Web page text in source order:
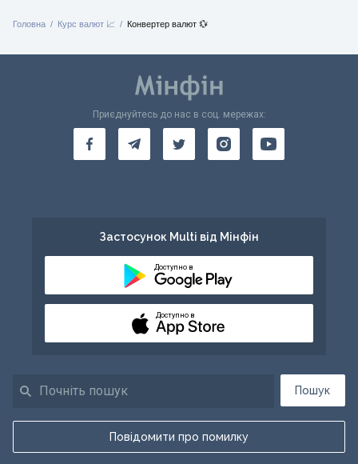
Головна Курс валют 📈 Конвертер валют 💱
Пошук
Повідомити про помилку
Приєднуйтесь до нас в соц. мережах:
Застосунок Multi від Мінфін
Доступно в
Доступно в